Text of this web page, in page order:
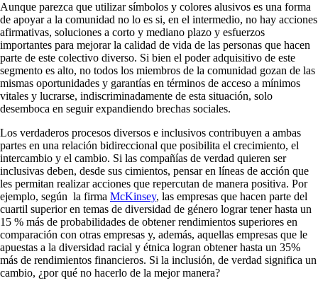
Aunque parezca que utilizar símbolos y colores alusivos es una forma
de apoyar a la comunidad no lo es si, en el intermedio, no hay acciones
afirmativas, soluciones a corto y mediano plazo y esfuerzos
importantes para mejorar la calidad de vida de las personas que hacen
parte de este colectivo diverso. Si bien el poder adquisitivo de este
segmento es alto, no todos los miembros de la comunidad gozan de las
mismas oportunidades y garantías en términos de acceso a mínimos
vitales y lucrarse, indiscriminadamente de esta situación, solo
desemboca en seguir expandiendo brechas sociales.
Los verdaderos procesos diversos e inclusivos contribuyen a ambas
partes en una relación bidireccional que posibilita el crecimiento, el
intercambio y el cambio. Si las compañías de verdad quieren ser
inclusivas deben, desde sus cimientos, pensar en líneas de acción que
les permitan realizar acciones que repercutan de manera positiva. Por
ejemplo, según la firma McKinsey, las empresas que hacen parte del
cuartil superior en temas de diversidad de género lograr tener hasta un
15 % más de probabilidades de obtener rendimientos superiores en
comparación con otras empresas y, además, aquellas empresas que le
apuestas a la diversidad racial y étnica logran obtener hasta un 35%
más de rendimientos financieros. Si la inclusión, de verdad significa un
cambio, ¿por qué no hacerlo de la mejor manera?